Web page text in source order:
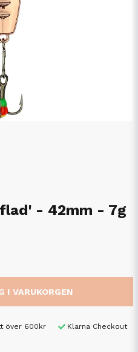
- 42mm - 7g
I VARUKORGEN
över 600kr Klarna Checkout